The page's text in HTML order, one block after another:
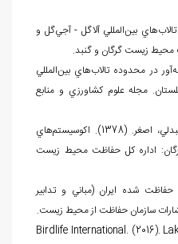
هاي بينالمللي آلاگل - آجيگل و
محيط زيست گرگان و گنبد.
آور در محدوده تالابهاي بينالمللي
مجله علوم كشاورزي و منابع
(1378). اكوسيستم
هاي
اداره كل حفاظت محيط زيست
(1379). مناطق حفاظت شده ايران (مباني و تدابير
سازمان حفاظت از محيط زيست.
• Birdlife International. (2016).